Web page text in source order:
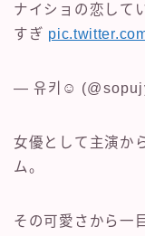
ナイショの恋して
すぎ
— 유키☺︎
女優として主演か
ム。
その可愛さから一